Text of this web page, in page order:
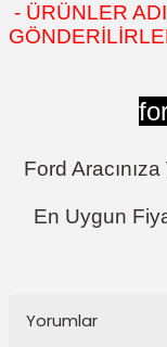
- ÜRÜNLER
Ford
En Uygun
Yorumlar